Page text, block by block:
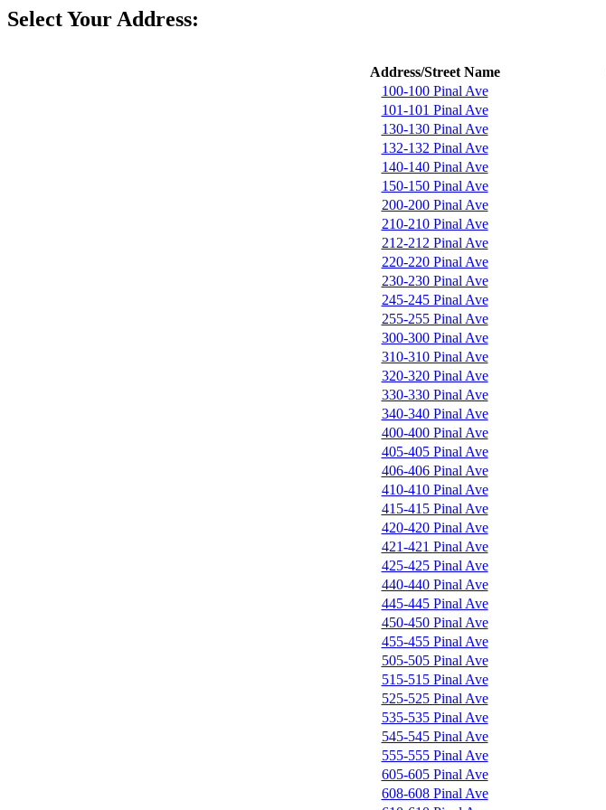
Select Your Address:
Address/Street Name
100-100 Pinal Ave
101-101 Pinal Ave
130-130 Pinal Ave
132-132 Pinal Ave
140-140 Pinal Ave
150-150 Pinal Ave
200-200 Pinal Ave
210-210 Pinal Ave
212-212 Pinal Ave
220-220 Pinal Ave
230-230 Pinal Ave
245-245 Pinal Ave
255-255 Pinal Ave
300-300 Pinal Ave
310-310 Pinal Ave
320-320 Pinal Ave
330-330 Pinal Ave
340-340 Pinal Ave
400-400 Pinal Ave
405-405 Pinal Ave
406-406 Pinal Ave
410-410 Pinal Ave
415-415 Pinal Ave
420-420 Pinal Ave
421-421 Pinal Ave
425-425 Pinal Ave
440-440 Pinal Ave
445-445 Pinal Ave
450-450 Pinal Ave
455-455 Pinal Ave
505-505 Pinal Ave
515-515 Pinal Ave
525-525 Pinal Ave
535-535 Pinal Ave
545-545 Pinal Ave
555-555 Pinal Ave
605-605 Pinal Ave
608-608 Pinal Ave